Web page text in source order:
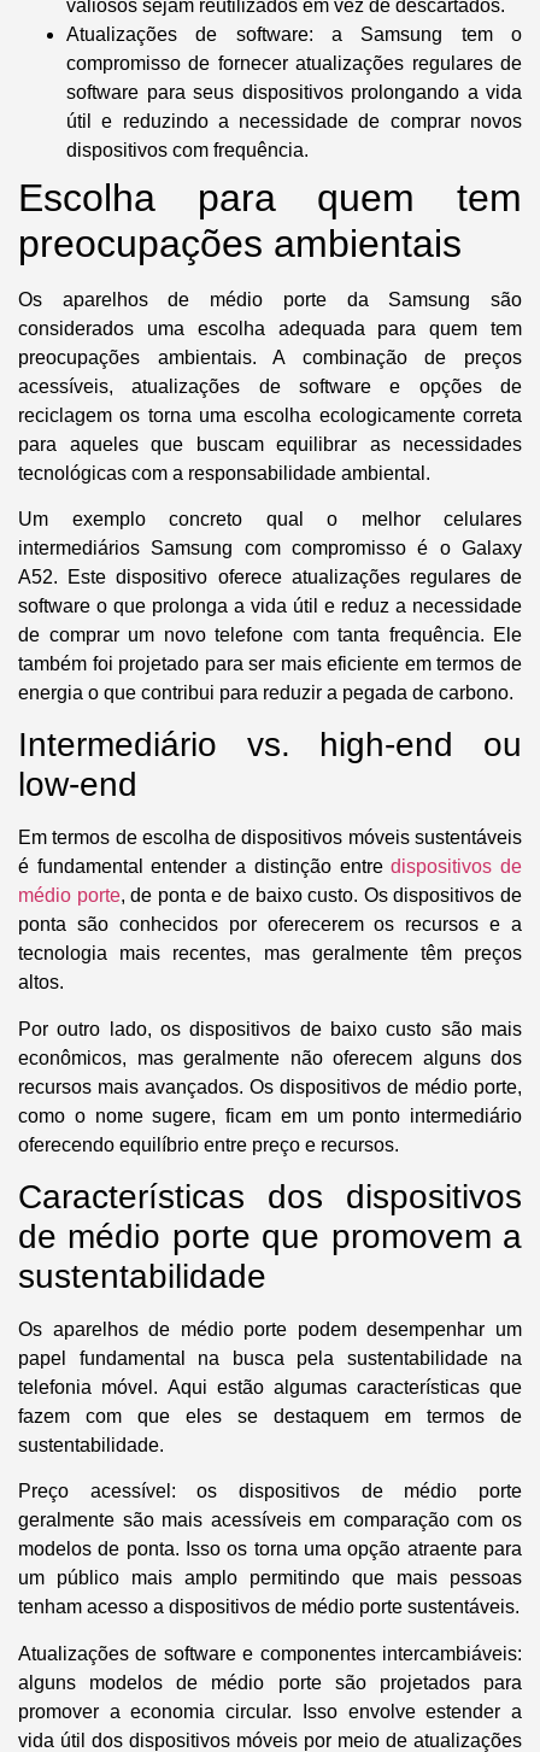
valiosos sejam reutilizados em vez de descartados.
Atualizações de software: a Samsung tem o
compromisso de fornecer atualizações regulares de
software para seus dispositivos prolongando a vida
útil e reduzindo a necessidade de comprar novos
dispositivos com frequência.
Escolha para quem tem
preocupações ambientais
Os aparelhos de médio porte da Samsung são
considerados uma escolha adequada para quem tem
preocupações ambientais. A combinação de preços
acessíveis, atualizações de software e opções de
reciclagem os torna uma escolha ecologicamente correta
para aqueles que buscam equilibrar as necessidades
tecnológicas com a responsabilidade ambiental.
Um exemplo concreto qual o melhor celulares
intermediários Samsung com compromisso é oGalaxy
A52. Este dispositivo oferece atualizações regulares de
software o que prolonga a vida útil e reduz a necessidade
de comprar um novo telefone com tanta frequência. Ele
também foi projetado para ser mais eficiente em termos de
energia o que contribui para reduzir a pegada de carbono.
Intermediário vs. high-end ou
low-end
Em termos de escolha de dispositivos móveis sustentáveis
é fundamental entender a distinção entredispositivos de
médio porte, de ponta e de baixo custo. Os dispositivos de
ponta são conhecidos por oferecerem os recursos e a
tecnologia mais recentes, mas geralmente têm preços
altos.
Por outro lado, os dispositivos de baixo custo são mais
econômicos, mas geralmente não oferecem alguns dos
recursos mais avançados. Os dispositivos de médio porte,
como o nome sugere, ficam em um ponto intermediário
oferecendo equilíbrio entre preço e recursos.
Características dos dispositivos
de médio porte que promovem a
sustentabilidade
Os aparelhos de médio porte podem desempenhar um
papel fundamental na busca pela sustentabilidade na
telefonia móvel. Aqui estão algumas características que
fazem com que eles se destaquem em termos de
sustentabilidade.
Preço acessível: os dispositivos de médio porte
geralmente são mais acessíveis em comparação com os
modelos de ponta. Isso os torna uma opção atraente para
um público mais amplo permitindo que mais pessoas
tenham acesso a dispositivos de médio porte sustentáveis.
Atualizações de software e componentes intercambiáveis:
alguns modelos de médio porte são projetados para
promover a economia circular. Isso envolve estender a
vida útil dos dispositivos móveis por meio de atualizações